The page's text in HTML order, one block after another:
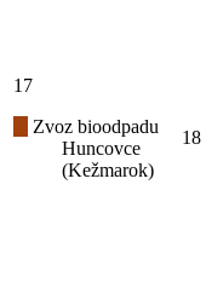
17
Zvoz bioodpadu
Huncovce
(Kežmarok)
18